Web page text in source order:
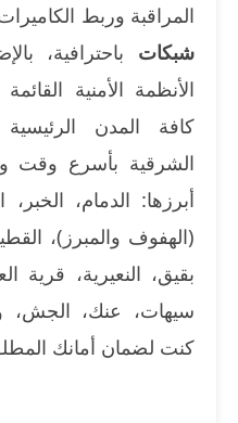
المراقبة وربط
شبكات باحترافية،
الأنظمة الأمنية
كافة المدن
الشرقية بأسرع وقت
أبرزها: الدمام،
(الهفوف والمبرز)،
بقيق، النعيرية، قرية
سيهات، عنك، الجش،
كنت لضمان أمانك المطلق